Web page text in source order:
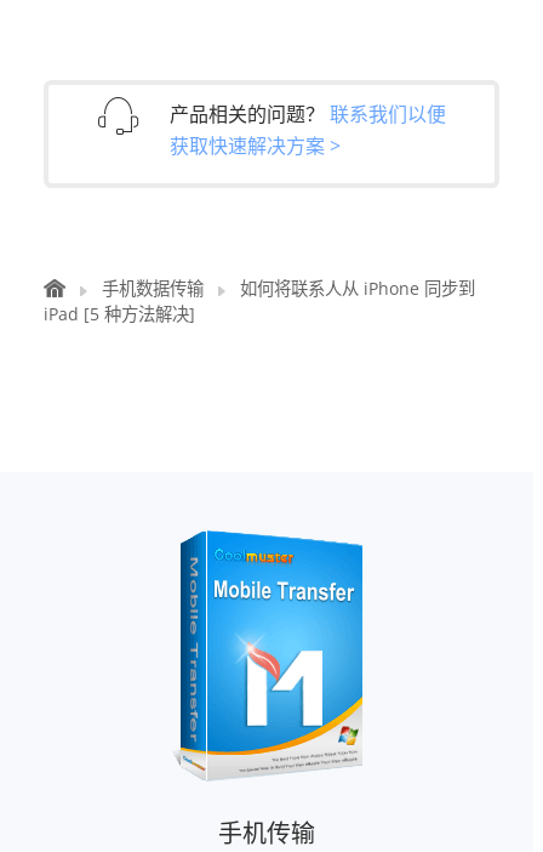
产品相关的问题？ 联系我们以便
获取快速解决方案 >
手机数据传输
如何将联系人从 iPhone 同步到
iPad [5 种方法解决]
手机传输